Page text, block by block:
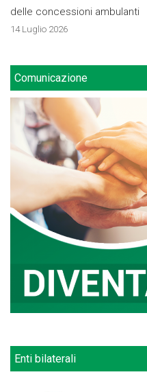
delle concessioni ambulanti
14 Luglio 2026
Comunicazione
Enti bilaterali